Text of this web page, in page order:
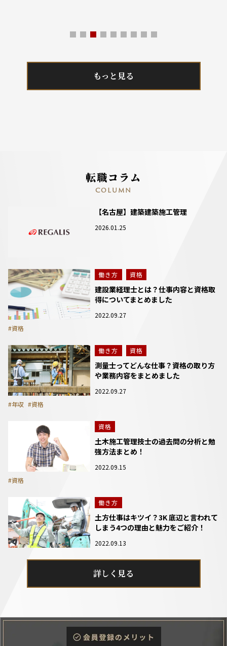
もっと見る
転職コラム
COLUMN
【名古屋】建築建築施工管理
2026.01.25
働き方 資格
建設業経理士とは？仕事内容と資格取
得についてまとめました
2022.09.27
#資格
働き方 資格
測量士ってどんな仕事？資格の取り方
や業務内容をまとめました
2022.09.27
#年収 #資格
資格
土木施工管理技士の過去問の分析と勉
強方法まとめ！
2022.09.15
#資格
働き方
土方仕事はキツイ？3K 底辺と言われて
しまう4つの理由と魅力をご紹介！
2022.09.13
詳しく見る